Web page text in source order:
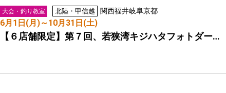
大会・釣り教室 北陸・甲信越 関西福井岐阜京都
6月1日(月)～10月31日(土)
【６店舗限定】第７回、若狭湾キジハタフォトダー…